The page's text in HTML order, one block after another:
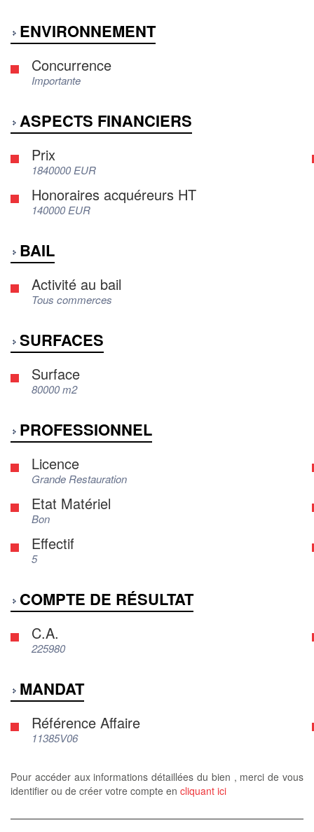
ENVIRONNEMENT
Concurrence
Importante
ASPECTS FINANCIERS
Prix
1840000 EUR
Honoraires acquéreurs HT
140000 EUR
BAIL
Activité au bail
Tous commerces
SURFACES
Surface
80000 m2
PROFESSIONNEL
Licence
Grande Restauration
Etat Matériel
Bon
Effectif
5
COMPTE DE RÉSULTAT
C.A.
225980
MANDAT
Référence Affaire
11385V06
Pour accéder aux informations détaillées du bien , merci de vous
identifier ou de créer votre compte en cliquant ici